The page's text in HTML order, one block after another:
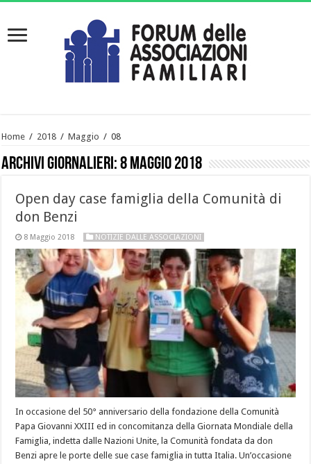
Home / 2018 / Maggio / 08
Archivi giornalieri:8 Maggio 2018
Open day case famiglia della Comunità di
don Benzi
8 Maggio 2018 NOTIZIE DALLE ASSOCIAZIONI
In occasione del 50° anniversario della fondazione della Comunità
Papa Giovanni XXIII ed in concomitanza della Giornata Mondiale della
Famiglia, indetta dalle Nazioni Unite, la Comunità fondata da don
Benzi apre le porte delle sue case famiglia in tutta Italia. Un’occasione